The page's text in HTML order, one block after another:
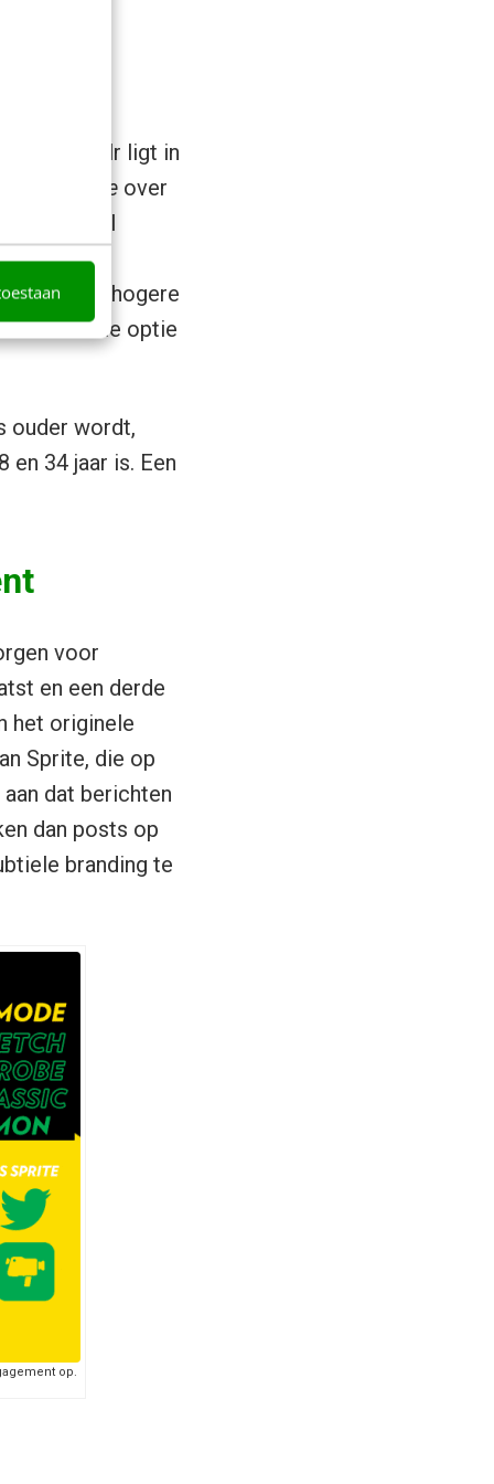
van Tumblr ligt in
userbaseover
social
een hogere
het niet de optie
ouder wordt,
34 jaar is. Een
voor
en een derde
het originele
Sprite, die op
dat berichten
dan posts op
branding te
op.